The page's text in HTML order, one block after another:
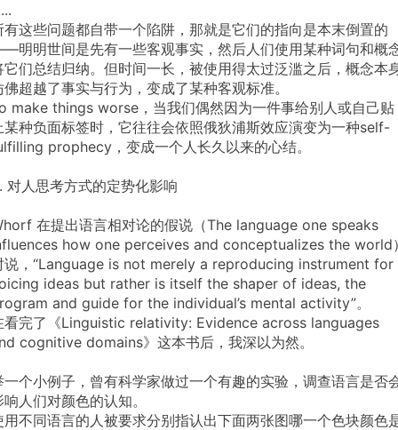
有这些问题都自带一个陷阱，那就是它们的指向是本末倒置的
明明世间是先有一些客观事实，然后人们使用某种词句和概
它们总结归纳。但时间一长，被使用得太过泛滥之后，概念本
佛超越了事实与行为，变成了某种客观标准。
make things worse，当我们偶然因为一件事给别人或自己贴
某种负面标签时，它往往会依照俄狄浦斯效应演变为一种self-
prophecy，变成一个人长久以来的心结。
对人思考方式的定势化影响
在提出语言相对论的假说（The language one speaks
how one perceives and conceptualizes the world）
说，“Language is not merely a reproducing instrument for
ideas but rather is itself the shaper of ideas, the
and guide for the individual’s mental activity”。
看完了《Linguistic relativity: Evidence across languages
cognitive domains》这本书后，我深以为然。
一个小例子，曾有科学家做过一个有趣的实验，调查语言是否
响人们对颜色的认知。
用不同语言的人被要求分别指认出下面两张图哪一个色块颜色